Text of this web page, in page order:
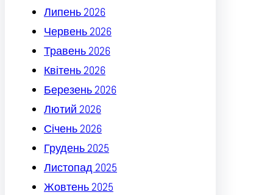
Липень 2026
Червень 2026
Травень 2026
Квітень 2026
Березень 2026
Лютий 2026
Січень 2026
Грудень 2025
Листопад 2025
Жовтень 2025